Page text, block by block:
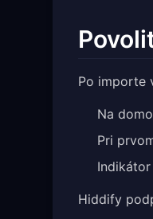
Po importe
Na
Pri
Hiddify